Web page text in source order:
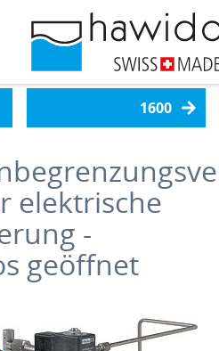
1600
elektrische
-
geöffnet